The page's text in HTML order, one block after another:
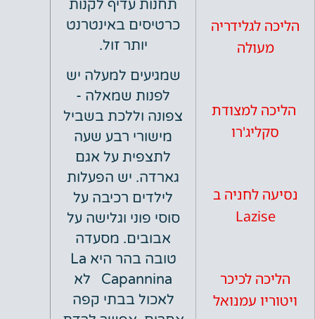
למצודת
לחניה ב
לכיכר
עמנואל
תחנות עדיף לקנות
כרטיסים באינטרנט
שמגיעים למעלה יש
לפנות שמאלה -
צפונה וללכת בשביל
מישורי רבע שעה
לתצפית על אגם
גארדה. יש הפעלות
לילדים רכיבה על
סוסי פוני וגלישה על
אבובים. מסעדה
טובה בהר היא La
Capannina לא
לאכול בבתי קפה